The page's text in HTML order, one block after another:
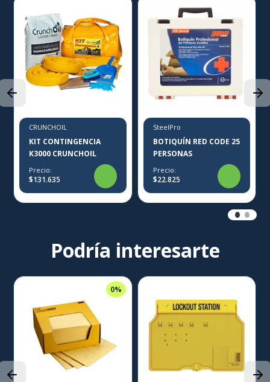
CRUNCHOIL
KIT CONTINGENCIA
K3000 CRUNCHOIL
Precio:
$131.635
SteelPro
BOTIQUÍN RED CODE 25
PERSONAS
Precio:
$22.825
Podría interesarte
0%